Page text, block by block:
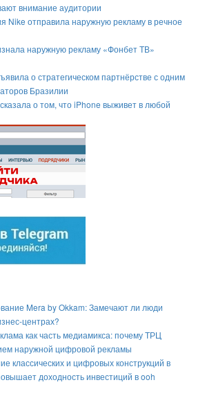
внимание аудитории
Nike отправила наружную рекламу в речное
наружную рекламу «Фонбет ТВ»
о стратегическом партнёрстве с одним
Бразилии
о том, что iPhone выживет в любой
Mera by Okkam: Замечают ли люди
центрах?
как часть медиамикса: почему ТРЦ
наружной цифровой рекламы
классических и цифровых конструкций в
доходность инвестиций в ooh